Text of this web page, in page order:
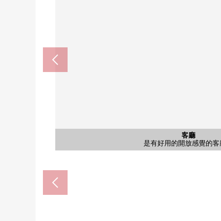
客廳
是有好用的開放感覺的客
外觀
是重要的寵物和住maiitadaru
客廳
從客廳在廚房的家族的樣子顯
客廳
光從朝南西的客廳的掃出窗充
客廳
因為流跡線是正結實地能消掉的房型所以餐桌或者
風景
關於朝南西的12階住戸，風景、
陽台
陽台
廚房
是能享受與家族以及顧客的會話的
廚房
是附帶3份爐子烤爐的組合
廚房
被從廚房洗臉室直接連接。是一邊烹調，一邊可
洗臉
正為洗臉室設定能收藏毛巾以及亞
洗臉
對三面鏡是手有淋浴，容易使用
公共汽車
附帶在雨的日的洗衣，也作為積極活
廁所
廁所是有以白為基調的清潔感
西式房間
約6張塌塌米西式房間能進出走廊、洗
西式房間
正為西北一側的牆一面設定收納，總
門口
在到天花板結實地可以使用的門口收納，一下
大廳
居民以外的人難以侵略的防盜門
大廳
共有部分
有便於行李的領取的宅配
入口
外觀
正在入口設立斜面，是長時間容易
共有部分
摩托車堆放處
共有部分
腳踏車停放處
停車場
停車場
外觀
HALOWS東古松商店(約
步行14分鐘。
中國銀行清輝橋分店(約
步行5分鐘。
岡山大學町郵局(約
步行5分鐘。
岡山大學付屬醫院(約
步行5分鐘。